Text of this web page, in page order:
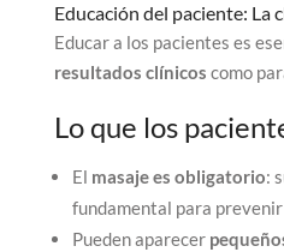
Educación del paciente: La
Educar a los pacientes es
resultados clínicos como
Lo que los
El masaje es obligatorio:
fundamental para
Pueden aparecer